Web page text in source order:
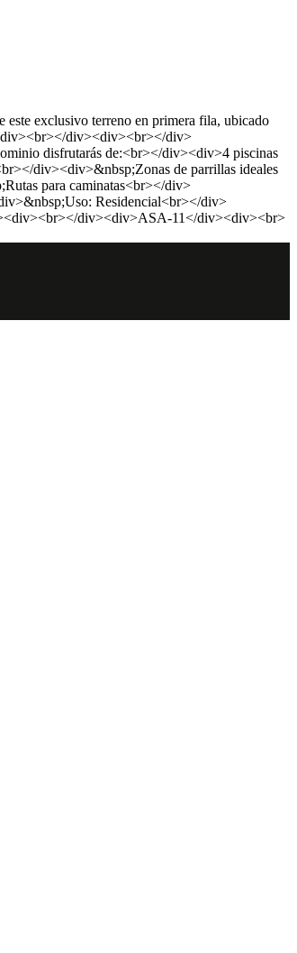
exclusivo terreno en primera fila, ubicado
div><div><br></div>
disfrutarás de:<br></div><div>4 piscinas
div><div>&nbsp;Zonas de parrillas ideales
para caminatas<br></div>
Residencial<br></div>
div><div>ASA-11</div><div><br>